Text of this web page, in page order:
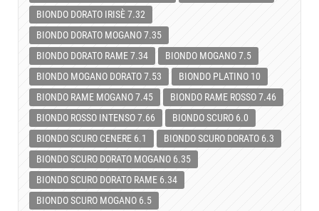
BIONDO DORATO IRISÈ 7.32
BIONDO DORATO MOGANO 7.35
BIONDO DORATO RAME 7.34
BIONDO MOGANO 7.5
BIONDO MOGANO DORATO 7.53
BIONDO PLATINO 10
BIONDO RAME MOGANO 7.45
BIONDO RAME ROSSO 7.46
BIONDO ROSSO INTENSO 7.66
BIONDO SCURO 6.0
BIONDO SCURO CENERE 6.1
BIONDO SCURO DORATO 6.3
BIONDO SCURO DORATO MOGANO 6.35
BIONDO SCURO DORATO RAME 6.34
BIONDO SCURO MOGANO 6.5